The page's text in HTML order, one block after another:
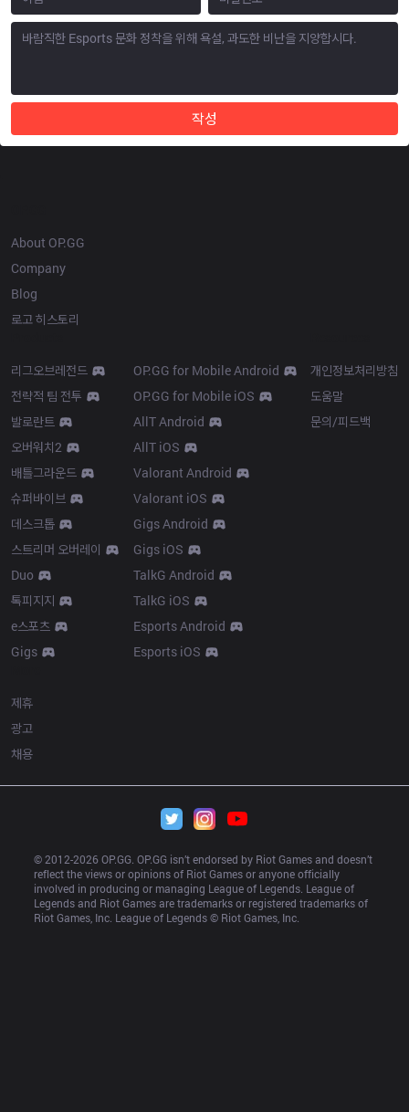
작성
About OP.GG
Company
Blog
로고 히스토리
리그오브레전드
전략적 팀 전투
발로란트
오버워치2
배틀그라운드
슈퍼바이브
데스크톱
스트리머 오버레이
Duo
톡피지지
e스포츠
Gigs
OP.GG for Mobile Android
OP.GG for Mobile iOS
AllT Android
AllT iOS
Valorant Android
Valorant iOS
Gigs Android
Gigs iOS
TalkG Android
TalkG iOS
Esports Android
Esports iOS
개인정보처리방침
도움말
문의/피드백
제휴
광고
채용
© 2012-2026 OP.GG. OP.GG isn’t endorsed by Riot Games and doesn’t
reflect the views or opinions of Riot Games or anyone officially
involved in producing or managing League of Legends. League of
Legends and Riot Games are trademarks or registered trademarks of
Riot Games, Inc. League of Legends © Riot Games, Inc.